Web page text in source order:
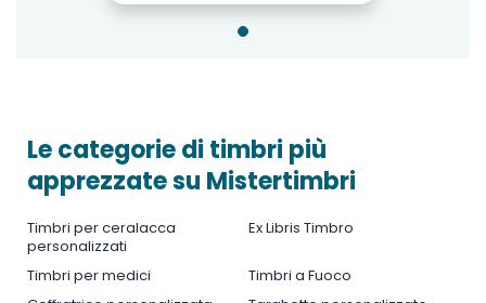
Le categorie di timbri più
apprezzate su Mistertimbri
Timbri per ceralacca
personalizzati
Ex Libris Timbro
Timbri per medici
Timbri a Fuoco